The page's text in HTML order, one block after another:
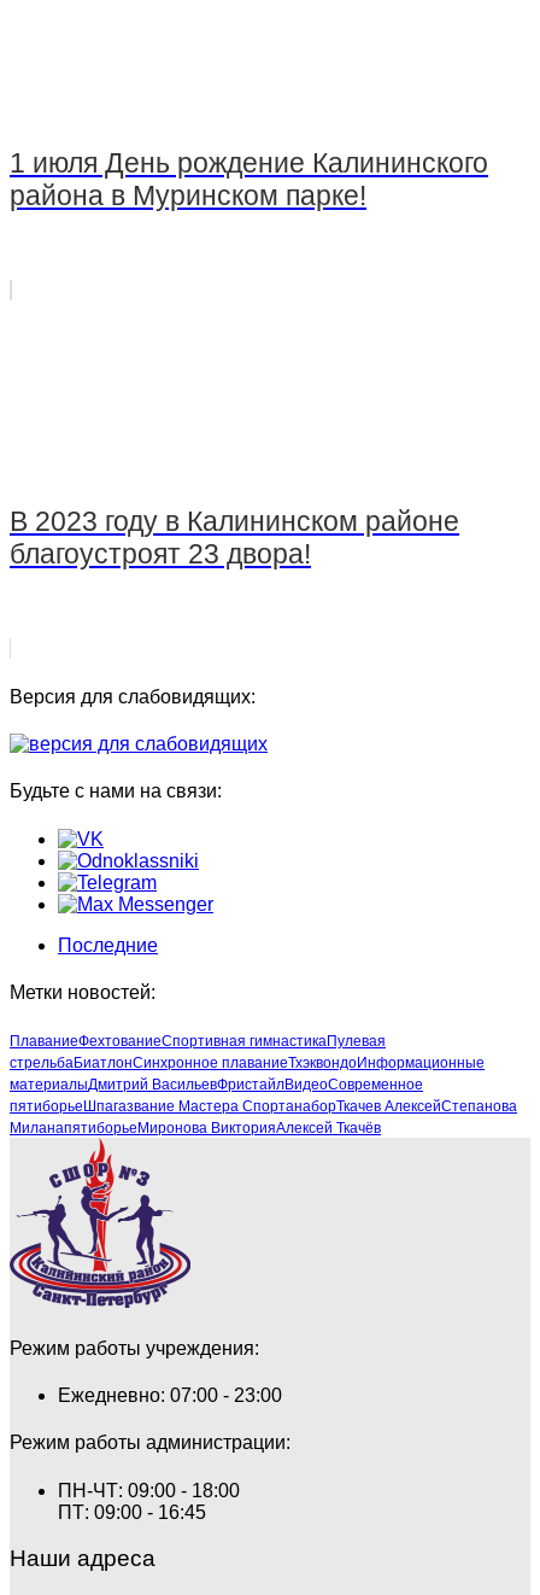
1 июля День рождение Калининского
района в Муринском парке!
В 2023 году в Калининском районе
благоустроят 23 двора!
Версия для слабовидящих:
Будьте с нами на связи:
Последние
Метки новостей:
ПлаваниеФехтованиеСпортивная гимнастикаПулевая
стрельбаБиатлонСинхронное плаваниеТхэквондоИнформационные
материалыДмитрий ВасильевФристайлВидеоСовременное
пятиборье Шпагазвание Мастера СпортанаборТкачев АлексейСтепанова
Миланапятиборье Миронова ВикторияАлексей Ткачёв
Режим работы учреждения:
Ежедневно: 07:00 - 23:00
Режим работы администрации:
ПН-ЧТ: 09:00 - 18:00
ПТ: 09:00 - 16:45
Наши адреса